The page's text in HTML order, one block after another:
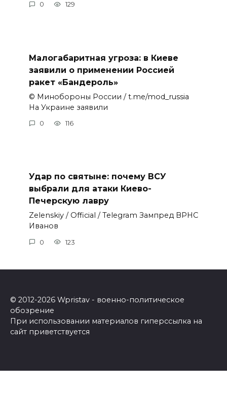
0 129
Малогабаритная угроза: в Киеве
заявили о применении Россией
ракет «Бандероль»
© Минобороны России / t.me/mod_russia
На Украине заявили
0 116
Удар по святыне: почему ВСУ
выбрали для атаки Киево-
Печерскую лавру
Zеlеnskiу / Оfficiаl / Telegram Зампред ВРНС
Иванов
0 123
© 2012-2026 Wpristav - военно-политическое
обозрение
При использовании материалов гиперссылка на
сайт приветствуется